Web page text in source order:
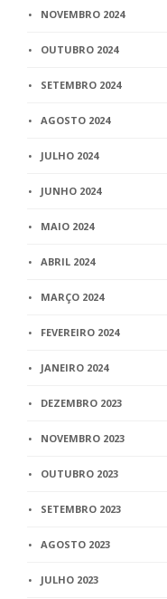
NOVEMBRO 2024
OUTUBRO 2024
SETEMBRO 2024
AGOSTO 2024
JULHO 2024
JUNHO 2024
MAIO 2024
ABRIL 2024
MARÇO 2024
FEVEREIRO 2024
JANEIRO 2024
DEZEMBRO 2023
NOVEMBRO 2023
OUTUBRO 2023
SETEMBRO 2023
AGOSTO 2023
JULHO 2023